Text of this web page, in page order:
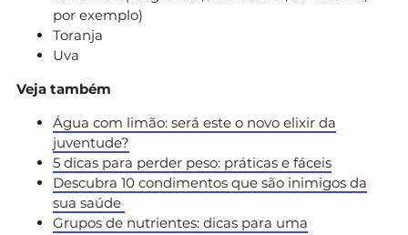
por exemplo)
Toranja
Uva
Veja também
Água com limão: será este o novo elixir da
juventude?
5 dicas para perder peso: práticas e fáceis
Descubra 10 condimentos que são inimigos da
sua saúde
Grupos de nutrientes: dicas para uma